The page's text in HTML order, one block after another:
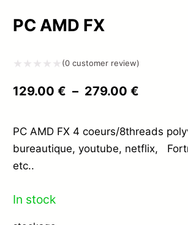
PC AMD FX
0
5
(0 customer review)
129.00€ – 279.00€
prix :
129.00
PC AMD FX 4 coeurs/8threads
bureautique, youtube, netflix,
etc..
In stock